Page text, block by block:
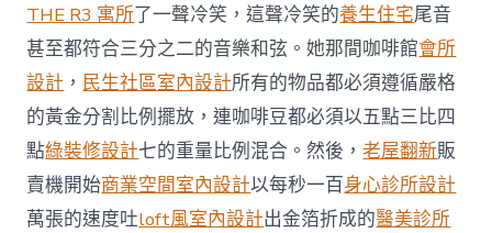
住
宅
設
計
分
歧
興
趣〉
中
THE R3 寓所了一聲冷笑，這聲冷笑的養生住宅尾音
甚至都符合三分之二的音樂和弦。她那間咖啡館會所
設計 ， 民生社區室內設計所有的物品都必須遵循嚴格
的黃金分割比例擺放，連咖啡豆都必須以五點三比四
點綠裝修設計七的重量比例混合。然後，老屋翻新販
賣機開始商業空間室內設計以每秒一百身心診所設計
萬張的速度吐loft風室內設計出金箔折成的醫美診所